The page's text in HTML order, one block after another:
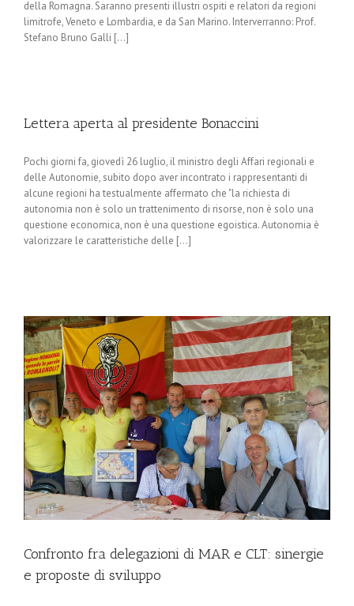
della Romagna. Saranno presenti illustri ospiti e relatori da regioni
limitrofe, Veneto e Lombardia, e da San Marino. Interverranno: Prof.
Stefano Bruno Galli [...]
Lettera aperta al presidente Bonaccini
Pochi giorni fa, giovedì 26 luglio, il ministro degli Affari regionali e
delle Autonomie, subito dopo aver incontrato i rappresentanti di
alcune regioni ha testualmente affermato che "la richiesta di
autonomia non è solo un trattenimento di risorse, non è solo una
questione economica, non è una questione egoistica. Autonomia è
valorizzare le caratteristiche delle [...]
Confronto fra delegazioni di MAR e CLT: sinergie
e proposte di sviluppo